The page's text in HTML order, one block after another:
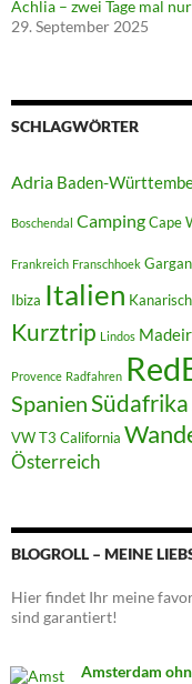
Achlia – zwei Tage mal
29. September 2025
SCHLAGWÖRTER
Adria Baden-
Boschendal CampingCape
Frankreich Franschhoek
Ibiza Italien
Kurztrip Lindos
Provence Radfahren
SpanienSüdafrika
VW T3 California
Österreich
BLOGROLL – MEINE
Hier findet Ihr meine
sind garantiert!
Amsterdam